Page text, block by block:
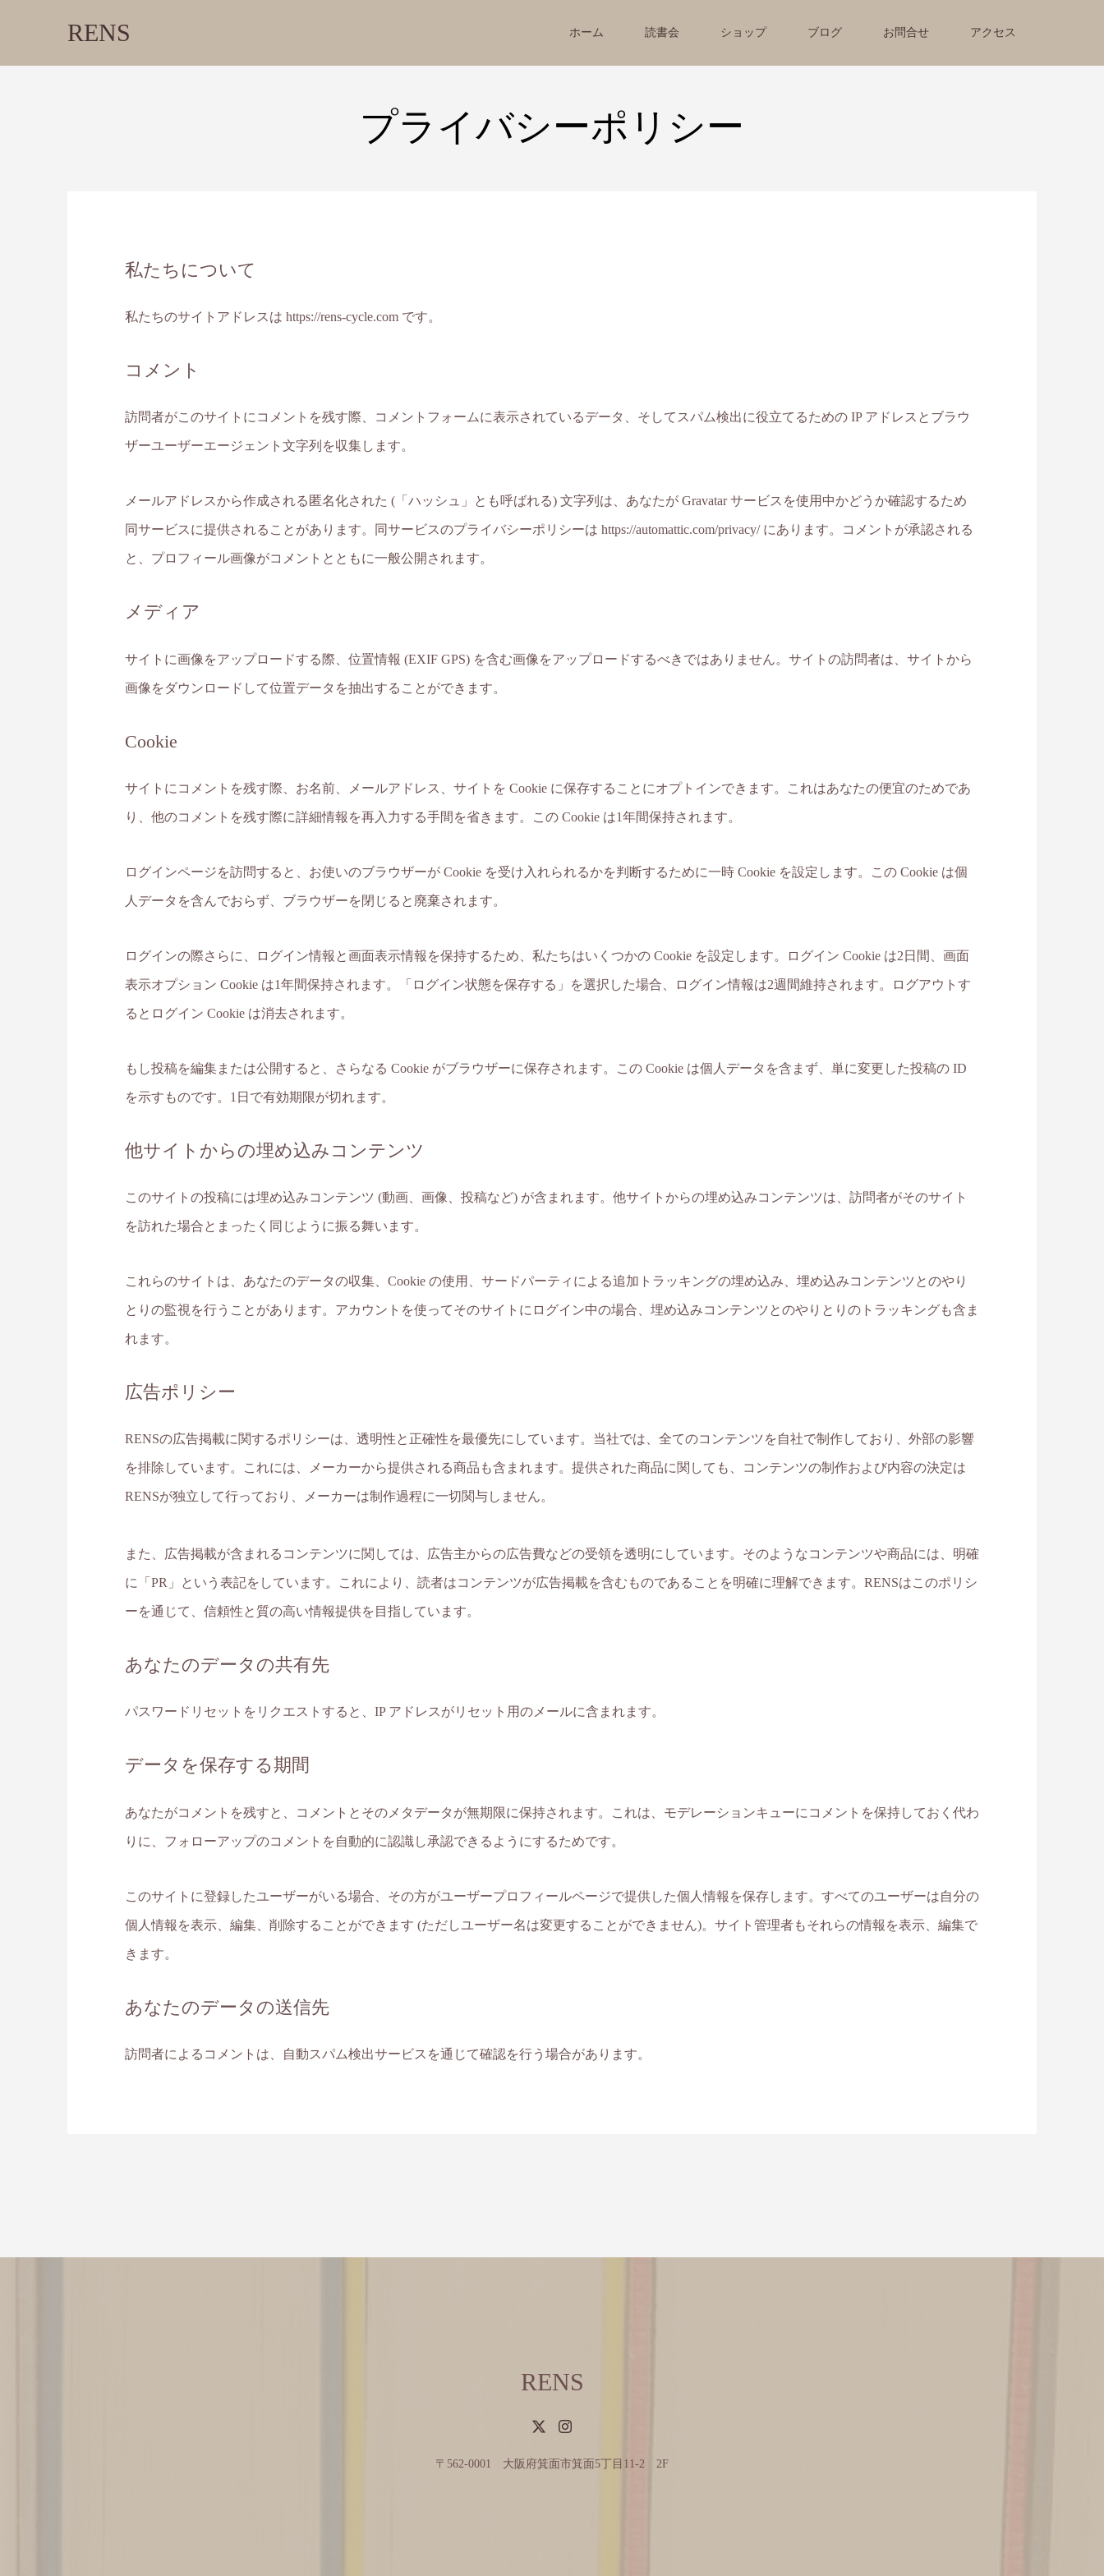
RENS ホーム 読書会 ショップ ブログ お問合せ アクセス
プライバシーポリシー
私たちについて
私たちのサイトアドレスは https://rens-cycle.com です。
コメント
訪問者がこのサイトにコメントを残す際、コメントフォームに表示されているデータ、そしてスパム検出に役立てるための IP アドレスとブラウ
ザーユーザーエージェント文字列を収集します。
メールアドレスから作成される匿名化された (「ハッシュ」とも呼ばれる) 文字列は、あなたが Gravatar サービスを使用中かどうか確認するため
同サービスに提供されることがあります。同サービスのプライバシーポリシーは https://automattic.com/privacy/ にあります。コメントが承認される
と、プロフィール画像がコメントとともに一般公開されます。
メディア
サイトに画像をアップロードする際、位置情報 (EXIF GPS) を含む画像をアップロードするべきではありません。サイトの訪問者は、サイトから
画像をダウンロードして位置データを抽出することができます。
Cookie
サイトにコメントを残す際、お名前、メールアドレス、サイトを Cookie に保存することにオプトインできます。これはあなたの便宜のためであ
り、他のコメントを残す際に詳細情報を再入力する手間を省きます。この Cookie は1年間保持されます。
ログインページを訪問すると、お使いのブラウザーが Cookie を受け入れられるかを判断するために一時 Cookie を設定します。この Cookie は個
人データを含んでおらず、ブラウザーを閉じると廃棄されます。
ログインの際さらに、ログイン情報と画面表示情報を保持するため、私たちはいくつかの Cookie を設定します。ログイン Cookie は2日間、画面
表示オプション Cookie は1年間保持されます。「ログイン状態を保存する」を選択した場合、ログイン情報は2週間維持されます。ログアウトす
るとログイン Cookie は消去されます。
もし投稿を編集または公開すると、さらなる Cookie がブラウザーに保存されます。この Cookie は個人データを含まず、単に変更した投稿の ID
を示すものです。1日で有効期限が切れます。
他サイトからの埋め込みコンテンツ
このサイトの投稿には埋め込みコンテンツ (動画、画像、投稿など) が含まれます。他サイトからの埋め込みコンテンツは、訪問者がそのサイト
を訪れた場合とまったく同じように振る舞います。
これらのサイトは、あなたのデータの収集、Cookie の使用、サードパーティによる追加トラッキングの埋め込み、埋め込みコンテンツとのやり
とりの監視を行うことがあります。アカウントを使ってそのサイトにログイン中の場合、埋め込みコンテンツとのやりとりのトラッキングも含ま
れます。
広告ポリシー
RENSの広告掲載に関するポリシーは、透明性と正確性を最優先にしています。当社では、全てのコンテンツを自社で制作しており、外部の影響
を排除しています。これには、メーカーから提供される商品も含まれます。提供された商品に関しても、コンテンツの制作および内容の決定は
RENSが独立して行っており、メーカーは制作過程に一切関与しません。
また、広告掲載が含まれるコンテンツに関しては、広告主からの広告費などの受領を透明にしています。そのようなコンテンツや商品には、明確
に「PR」という表記をしています。これにより、読者はコンテンツが広告掲載を含むものであることを明確に理解できます。RENSはこのポリシ
ーを通じて、信頼性と質の高い情報提供を目指しています。
あなたのデータの共有先
パスワードリセットをリクエストすると、IP アドレスがリセット用のメールに含まれます。
データを保存する期間
あなたがコメントを残すと、コメントとそのメタデータが無期限に保持されます。これは、モデレーションキューにコメントを保持しておく代わ
りに、フォローアップのコメントを自動的に認識し承認できるようにするためです。
このサイトに登録したユーザーがいる場合、その方がユーザープロフィールページで提供した個人情報を保存します。すべてのユーザーは自分の
個人情報を表示、編集、削除することができます (ただしユーザー名は変更することができません)。サイト管理者もそれらの情報を表示、編集で
きます。
あなたのデータの送信先
訪問者によるコメントは、自動スパム検出サービスを通じて確認を行う場合があります。
RENS
〒562-0001 大阪府箕面市箕面5丁目11-2 2F